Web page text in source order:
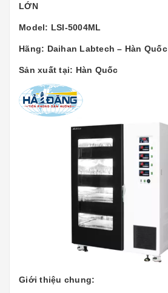
LỚN
Model: LSI-5004ML
Hãng: Daihan Labtech – Hàn Quốc
Sản xuất tại: Hàn Quốc
Giới thiệu chung: